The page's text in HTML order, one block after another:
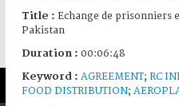
Title : Echange de prisonniers
Pakistan
Duration : 00:06:48
Keyword : AGREEMENT; RC
FOOD DISTRIBUTION;